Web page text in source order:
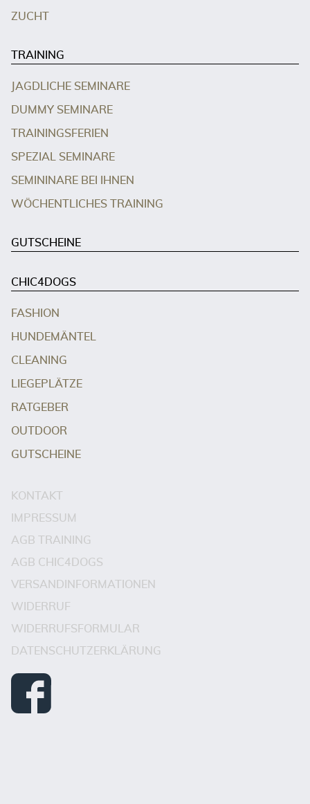
ZUCHT
TRAINING
JAGDLICHE SEMINARE
DUMMY SEMINARE
TRAININGSFERIEN
SPEZIAL SEMINARE
SEMININARE BEI IHNEN
WÖCHENTLICHES TRAINING
GUTSCHEINE
CHIC4DOGS
FASHION
HUNDEMÄNTEL
CLEANING
LIEGEPLÄTZE
RATGEBER
OUTDOOR
GUTSCHEINE
KONTAKT
IMPRESSUM
AGB TRAINING
AGB CHIC4DOGS
VERSANDINFORMATIONEN
WIDERRUF
WIDERRUFSFORMULAR
DATENSCHUTZERKLÄRUNG